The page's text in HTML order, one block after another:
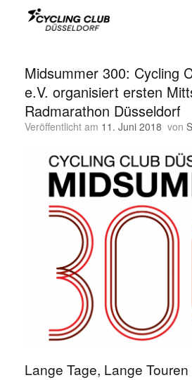
Midsummer 300: Cycling
e.V. organisiert ersten
Radmarathon Düsseldorf
Veröffentlicht am 11. Juni 2018 von
Lange Tage, Lange Touren